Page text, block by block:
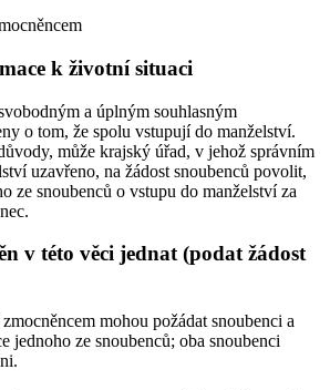
k životní situaci
a úplným souhlasným
o tom, že spolu vstupují do manželství.
může krajský úřad, v jehož správním
uzavřeno, na žádost snoubenců povolit,
ze snoubenců o vstupu do manželství za
v této věci jednat (podat žádost
mohou požádat snoubenci a
jednoho ze snoubenců; oba snoubenci